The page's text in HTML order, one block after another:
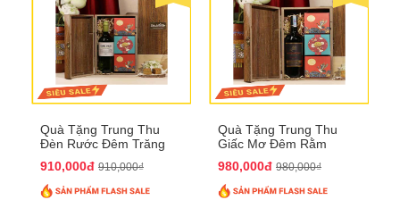
Quà Tặng Trung Thu
Đèn Rước Đêm Trăng
910,000đ 910,000₫
Quà Tặng Trung Thu
Giấc Mơ Đêm Rằm
980,000đ 980,000₫